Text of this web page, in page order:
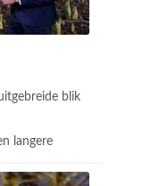
blik
langere